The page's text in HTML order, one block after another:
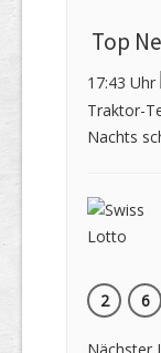
Top
17:43 Uhr
Traktor-
Nachts
2
6